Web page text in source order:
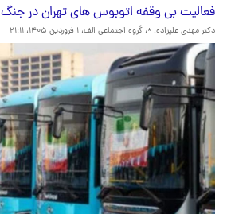
فعالیت بی وقفه اتوبوس های تهران در جنگ
دکتر مهدی علیزاده، *، گروه اجتماعی الف، ۱ فروردین ۱۴۰۵، ۲۱:۱۱